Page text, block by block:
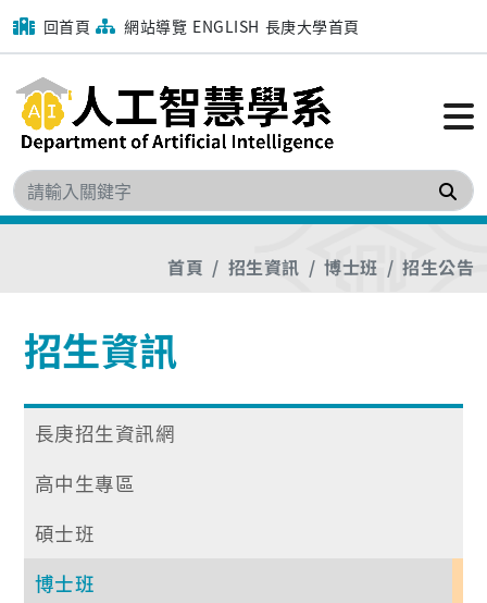
回首頁 網站導覽 ENGLISH 長庚大學首頁
搜
首頁 招生資訊 博士班 招生公告
招生資訊
長庚招生資訊網
高中生專區
碩士班
博士班